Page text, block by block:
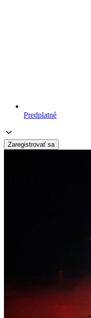
Predplatné
Zaregistrovať sa